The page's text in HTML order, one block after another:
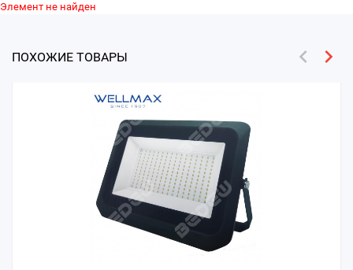
Элемент не найден
ПОХОЖИЕ ТОВАРЫ